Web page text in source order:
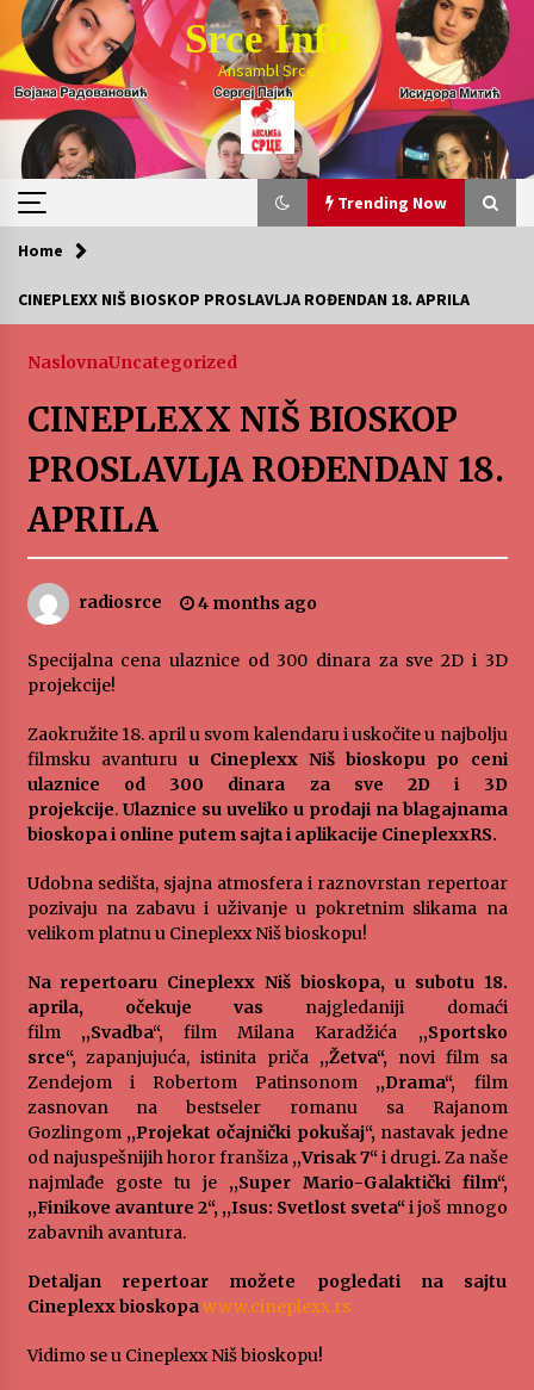
Skip
content
Srce Info
Ansambl Srce
Trending Now
Trending Now
1 month ago
2 months ago
„Караван безбедности саобраћаја
SPORTSKA INFORMACIJA
Povratak u kancelarije časopisa Runway u filmu
,,Đavo nosi Pradu 2“
3 months ago
CINEPLEXX NIŠ BIOSKOP PROSLAVLJA ROĐENDAN
18. APRILA
4 months ago
ЛИТУРГИЈА
4 months ago
MEDALJE ZA TOPLIČANIN NA MEĐUNARODNOJ
SCENI!
4 months ago
“ИМА РУПА ДА ПРОПАДНЕШ”
5 months ago
Karatisti Topličanina osvojili 24 medalje na
5 months ago
Home
CINEPLEXX NIŠ BIOSKOP PROSLAVLJA ROĐENDAN 18. APRILA
NaslovnaUncategorized
CINEPLEXX NIŠ BIOSKOP
PROSLAVLJA ROĐENDAN 18.
APRILA
radiosrce 4 months ago
Specijalna cena ulaznice od 300 dinara za sve 2D i 3D
projekcije!
Zaokružite 18. april u svom kalendaru i uskočite u najbolju
filmsku avanturu u Cineplexx Niš bioskopu po ceni
ulaznice od 300 dinara za sve 2D i 3D
projekcije. Ulaznice su uveliko u prodaji na blagajnama
bioskopa i online putem sajta i aplikacije CineplexxRS.
Udobna sedišta, sjajna atmosfera i raznovrstan repertoar
pozivaju na zabavu i uživanje u pokretnim slikama na
velikom platnu u Cineplexx Niš bioskopu!
Na repertoaru Cineplexx Niš bioskopa, u subotu 18.
aprila, očekuje vas najgledaniji domaći
film,,Svadba“, film Milana Karadžića ,,Sportsko
srce“,zapanjujuća, istinita priča ,,Žetva“, novi film sa
Zendejom i Robertom Patinsonom ,,Drama“, film
zasnovan na bestseler romanu sa Rajanom
Gozlingom ,,Projekat očajnički pokušaj“, nastavak jedne
od najuspešnijih horor franšiza,,Vrisak 7“i drugi. Za naše
najmlađe goste tu je,,Super Mario-Galaktički film“,
,,Finikove avanture 2“, ,,Isus: Svetlost sveta“i još mnogo
zabavnih avantura.
Detaljan repertoar možete pogledati na sajtu
Cineplexx bioskopawww.cineplexx.rs
Vidimo se u Cineplexx Niš bioskopu!